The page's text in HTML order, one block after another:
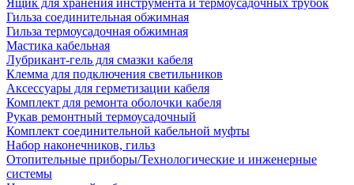
Ящик для хранения инструмента и термоусадочных трубок
Гильза соединительная обжимная
Гильза термоусадочная обжимная
Мастика кабельная
Лубрикант-гель для смазки кабеля
Клемма для подключения светильников
Аксессуары для герметизации кабеля
Комплект для ремонта оболочки кабеля
Рукав ремонтный термоусадочный
Комплект соединительной кабельной муфты
Набор наконечников, гильз
Отопительные приборы/Технологические и инженерные
системы